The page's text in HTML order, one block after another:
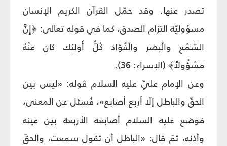
تصدر عنها. وقد حمّل القرآن الكريم الإنسان
مسؤوليّة التزام الصدق، كما في قوله تعالى: ﴿إِنَّ
السَّمْعَ وَالْبَصَرَ وَالْفُؤَادَ كُلُّ أُولئِكَ كَانَ عَنْهُ
مَسْؤُولاً﴾ (الإسراء: 36).
وعن الإمام عليّ عليه السلام قوله: «ليس بين
الحقّ والباطل إلّا أربع أصابع»، فُسئل عن المعنى،
فوضع عليه السلام أصابعه الأربعة بين عينه
وأذنه، ثمّ قال: «الباطل أن تقول سمعت، والحقّ